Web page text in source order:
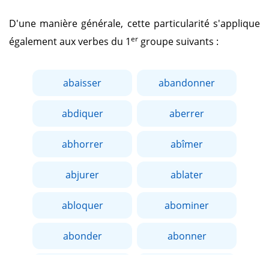
D'une manière générale, cette particularité s'applique
également aux verbes du 1er groupe suivants :
abaisser abandonner
abdiquer aberrer
abhorrer abîmer
abjurer ablater
abloquer abominer
abonder abonner